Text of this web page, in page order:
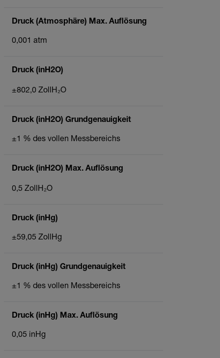
Druck (Atmosphäre) Max. Auflösung
0,001 atm
Druck (inH2O)
±802,0 ZollH₂O
Druck (inH2O) Grundgenauigkeit
±1 % des vollen Messbereichs
Druck (inH2O) Max. Auflösung
0,5 ZollH₂O
Druck (inHg)
±59,05 ZollHg
Druck (inHg) Grundgenauigkeit
±1 % des vollen Messbereichs
Druck (inHg) Max. Auflösung
0,05 inHg